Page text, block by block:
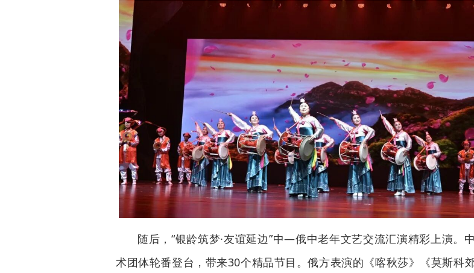
随后，“银龄筑梦·友谊延边”中—俄中老年文艺交流汇演精彩上演。
术团体轮番登台，带来30个精品节目。俄方表演的《喀秋莎》《莫斯科郊